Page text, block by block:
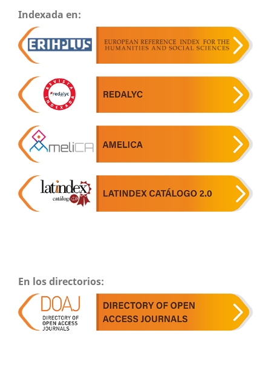
Indexada en:
En los directorios: